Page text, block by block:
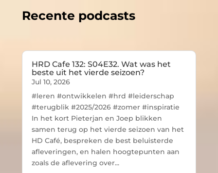
Recente podcasts
HRD Cafe 132: S04E32. Wat was het
beste uit het vierde seizoen?
Jul 10, 2026
#leren #ontwikkelen #hrd #leiderschap
#terugblik #2025/2026 #zomer #inspiratie
In het kort Pieterjan en Joep blikken
samen terug op het vierde seizoen van het
HD Café, bespreken de best beluisterde
afleveringen, en halen hoogtepunten aan
zoals de aflevering over...